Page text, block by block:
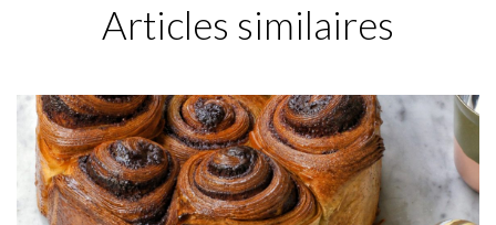
Articles similaires